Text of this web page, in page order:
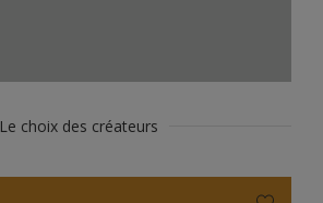
Le choix des créateurs